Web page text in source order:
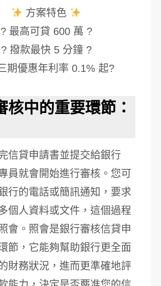
方案特色
? 最高可貸 600 萬 ?
? 撥款最快 5 分鐘 ?
期優惠年利率 0.1% 起?
核中的重要環節：
信貸申請書並提交給銀行
員就會開始進行審核。您可
行的電話或簡訊通知，要求
個人資料或文件，這個過程
會。照會是銀行審核信貸申
節，它能夠幫助銀行更全面
財務狀況，進而更準確地評